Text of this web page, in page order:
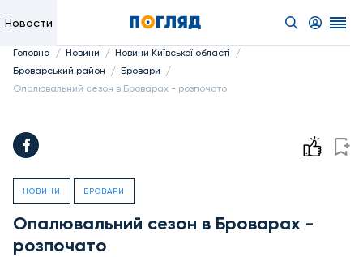
Новости
Головна / Новини / Новини Київської області /
Броварський район / Бровари /
Опалювальний сезон в Броварах - розпочато
НОВИНИ БРОВАРИ
Опалювальний сезон в Броварах -
розпочато